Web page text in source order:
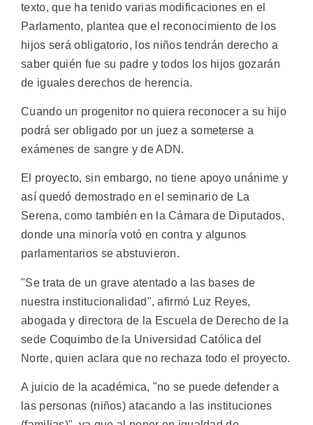
texto, que ha tenido varias modificaciones en el
Parlamento, plantea que el reconocimiento de los
hijos será obligatorio, los niños tendrán derecho a
saber quién fue su padre y todos los hijos gozarán
de iguales derechos de herencia.
Cuando un progenitor no quiera reconocer a su hijo
podrá ser obligado por un juez a someterse a
exámenes de sangre y de ADN.
El proyecto, sin embargo, no tiene apoyo unánime y
así quedó demostrado en el seminario de La
Serena, como también en la Cámara de Diputados,
donde una minoría votó en contra y algunos
parlamentarios se abstuvieron.
"Se trata de un grave atentado a las bases de
nuestra institucionalidad", afirmó Luz Reyes,
abogada y directora de la Escuela de Derecho de la
sede Coquimbo de la Universidad Católica del
Norte, quien aclara que no rechaza todo el proyecto.
A juicio de la académica, "no se puede defender a
las personas (niños) atacando a las instituciones